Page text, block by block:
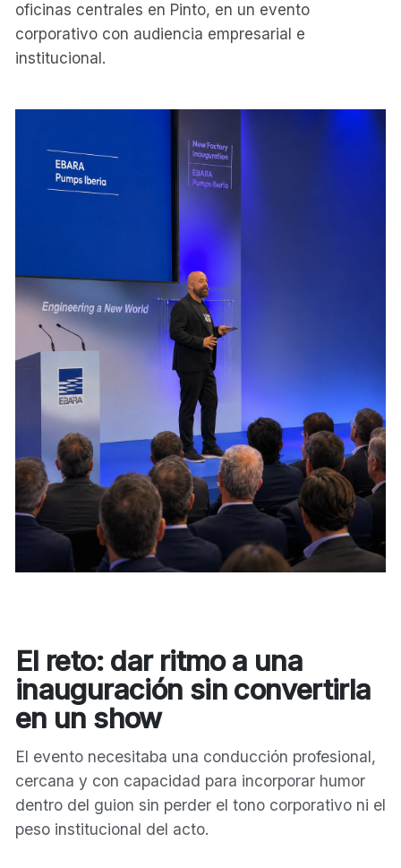
oficinas centrales en Pinto, en un evento
corporativo con audiencia empresarial e
institucional.
El reto: dar ritmo a una
inauguración sin convertirla
en un show
El evento necesitaba una conducción profesional,
cercana y con capacidad para incorporar humor
dentro del guion sin perder el tono corporativo ni el
peso institucional del acto.